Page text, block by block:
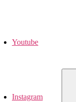
Youtube
Instagram